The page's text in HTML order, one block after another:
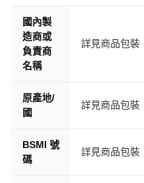
國內製
造商或
負責商
名稱
詳見商品包裝
原產地/
國
詳見商品包裝
BSMI 號
碼
詳見商品包裝